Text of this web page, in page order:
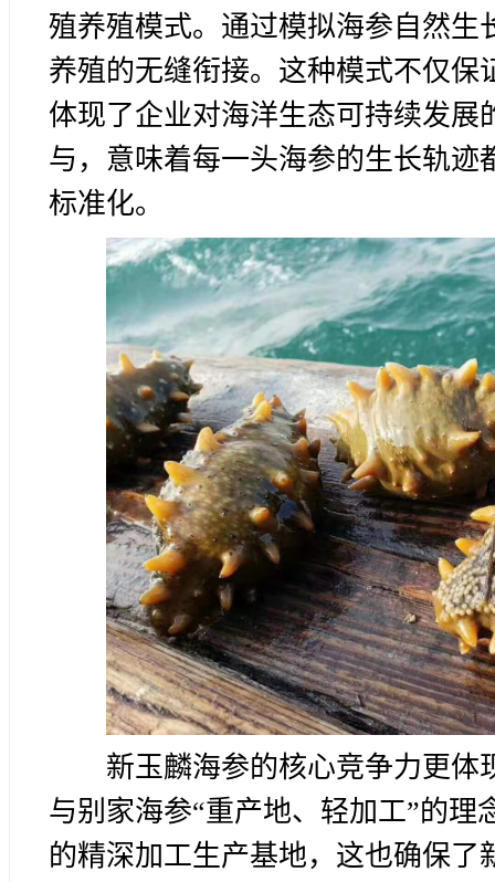
殖养殖模式。通过模拟海参自然
养殖的无缝衔接。这种模式不仅
体现了企业对海洋生态可持续发
与，意味着每一头海参的生长轨
标准化。
新玉麟海参的核心竞争力更体
与别家海参“重产地、轻加工”的
的精深加工生产基地，这也确保